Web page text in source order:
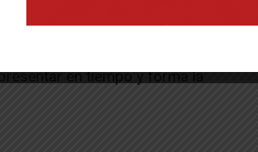
la ocasión de optar a una
80.000 y los 100.000 euros y todo
en tiempo y forma la